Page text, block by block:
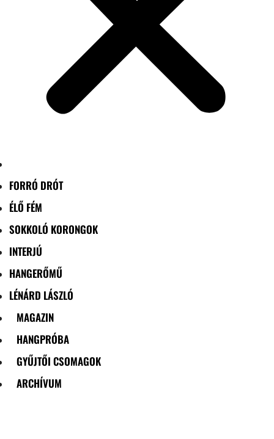
FORRÓ DRÓT
ÉLŐ FÉM
SOKKOLÓ KORONGOK
INTERJÚ
HANGERŐMŰ
LÉNÁRD LÁSZLÓ
MAGAZIN
HANGPRÓBA
GYŰJTŐI CSOMAGOK
ARCHÍVUM